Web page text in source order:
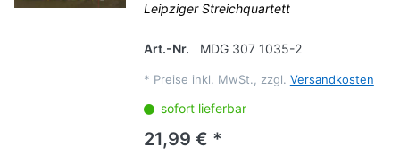
Leipziger Streichquartett
Art.-Nr. MDG 307 1035-2
* Preise inkl. MwSt., zzgl. Versandkosten
sofort lieferbar
21,99 € *